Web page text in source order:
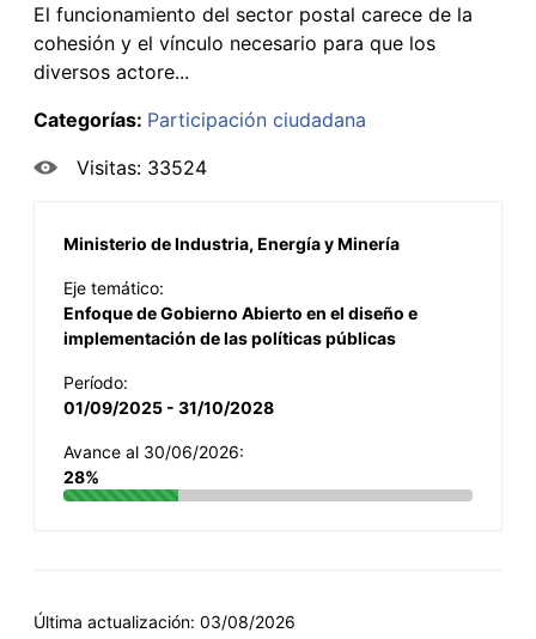
El funcionamiento del sector postal carece de la
cohesión y el vínculo necesario para que los
diversos actore...
Categorías: Participación ciudadana
Visitas: 33524
Ministerio de Industria, Energía y Minería
Eje temático:
Enfoque de Gobierno Abierto en el diseño e
implementación de las políticas públicas
Período:
01/09/2025 - 31/10/2028
Avance al 30/06/2026:
28%
Última actualización: 03/08/2026